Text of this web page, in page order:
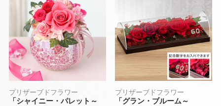
プリザーブドフラワー
「シャイニー・パレット～
プリザーブドフラワー
「グラン・ブルーム～